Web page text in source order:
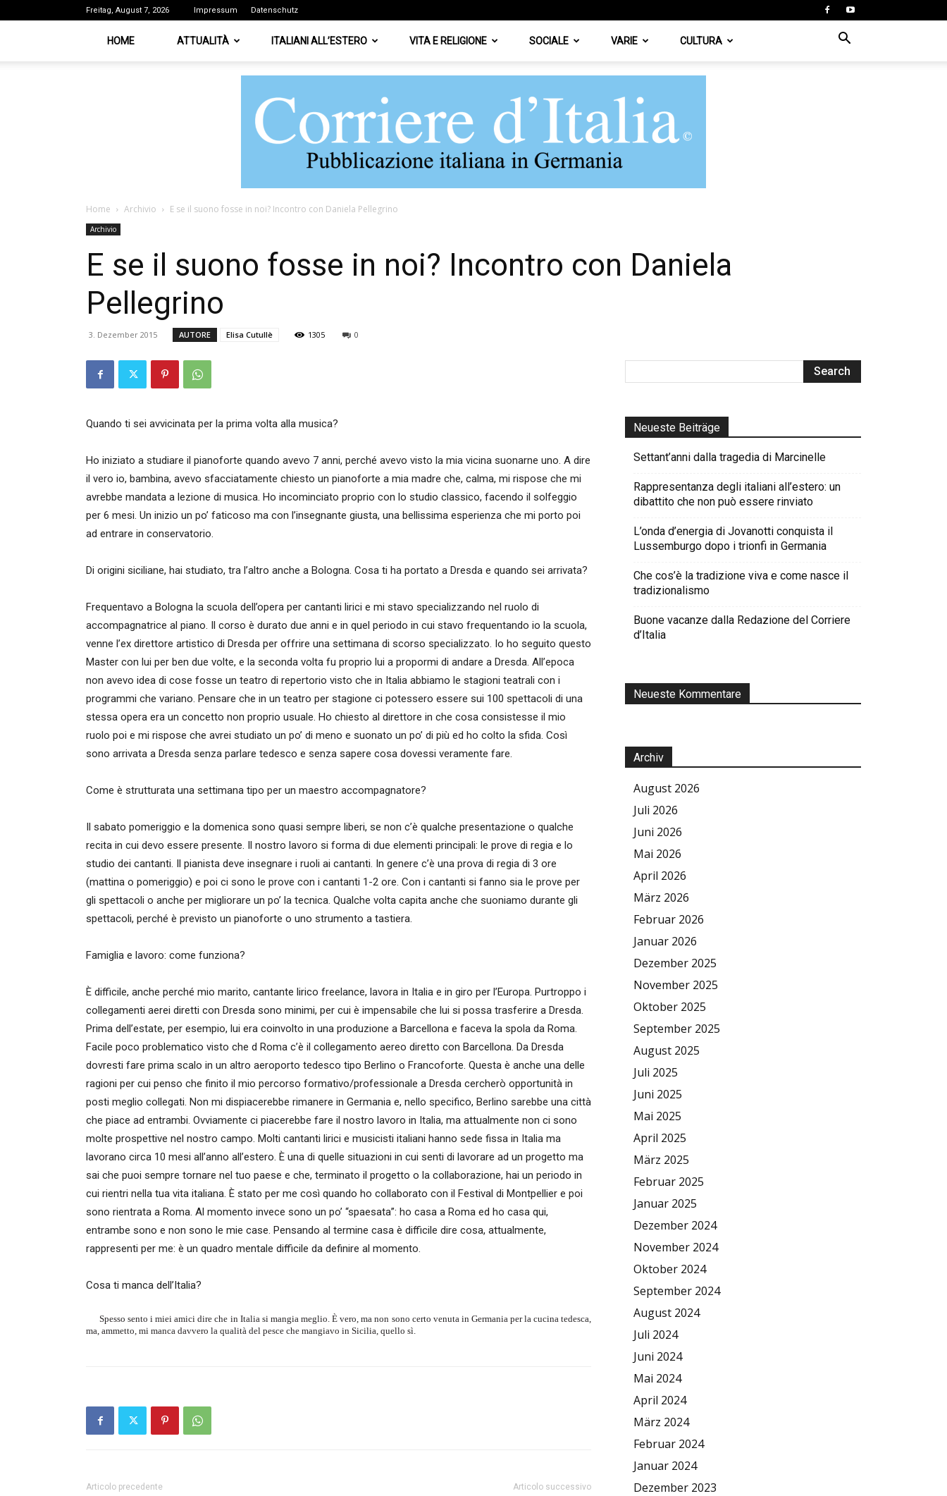
Freitag, August 7, 2026 Impressum Datenschutz
HOME ATTUALITÀ ITALIANI ALL’ESTERO VITA E RELIGIONE SOCIALE VARIE CULTURA
Home Archivio E se il suono fosse in noi? Incontro con Daniela Pellegrino
Archivio
E se il suono fosse in noi? Incontro con Daniela
Pellegrino
3. Dezember 2015 AUTORE Elisa Cutullè 1305 0
Quando ti sei avvicinata per la prima volta alla musica?
Ho iniziato a studiare il pianoforte quando avevo 7 anni, perché avevo visto la mia vicina suonarne uno. A dire
il vero io, bambina, avevo sfacciatamente chiesto un pianoforte a mia madre che, calma, mi rispose che mi
avrebbe mandata a lezione di musica. Ho incominciato proprio con lo studio classico, facendo il solfeggio
per 6 mesi. Un inizio un po’ faticoso ma con l’insegnante giusta, una bellissima esperienza che mi porto poi
ad entrare in conservatorio.
Di origini siciliane, hai studiato, tra l’altro anche a Bologna. Cosa ti ha portato a Dresda e quando sei arrivata?
Frequentavo a Bologna la scuola dell’opera per cantanti lirici e mi stavo specializzando nel ruolo di
accompagnatrice al piano. Il corso è durato due anni e in quel periodo in cui stavo frequentando io la scuola,
venne l’ex direttore artistico di Dresda per offrire una settimana di scorso specializzato. Io ho seguito questo
Master con lui per ben due volte, e la seconda volta fu proprio lui a propormi di andare a Dresda. All’epoca
non avevo idea di cose fosse un teatro di repertorio visto che in Italia abbiamo le stagioni teatrali con i
programmi che variano. Pensare che in un teatro per stagione ci potessero essere sui 100 spettacoli di una
stessa opera era un concetto non proprio usuale. Ho chiesto al direttore in che cosa consistesse il mio
ruolo poi e mi rispose che avrei studiato un po’ di meno e suonato un po’ di più ed ho colto la sfida. Così
sono arrivata a Dresda senza parlare tedesco e senza sapere cosa dovessi veramente fare.
Come è strutturata una settimana tipo per un maestro accompagnatore?
Il sabato pomeriggio e la domenica sono quasi sempre liberi, se non c’è qualche presentazione o qualche
recita in cui devo essere presente. Il nostro lavoro si forma di due elementi principali: le prove di regia e lo
studio dei cantanti. Il pianista deve insegnare i ruoli ai cantanti. In genere c’è una prova di regia di 3 ore
(mattina o pomeriggio) e poi ci sono le prove con i cantanti 1-2 ore. Con i cantanti si fanno sia le prove per
gli spettacoli o anche per migliorare un po’ la tecnica. Qualche volta capita anche che suoniamo durante gli
spettacoli, perché è previsto un pianoforte o uno strumento a tastiera.
Famiglia e lavoro: come funziona?
È difficile, anche perché mio marito, cantante lirico freelance, lavora in Italia e in giro per l’Europa. Purtroppo i
collegamenti aerei diretti con Dresda sono minimi, per cui è impensabile che lui si possa trasferire a Dresda.
Prima dell’estate, per esempio, lui era coinvolto in una produzione a Barcellona e faceva la spola da Roma.
Facile poco problematico visto che d Roma c’è il collegamento aereo diretto con Barcellona. Da Dresda
dovresti fare prima scalo in un altro aeroporto tedesco tipo Berlino o Francoforte. Questa è anche una delle
ragioni per cui penso che finito il mio percorso formativo/professionale a Dresda cercherò opportunità in
posti meglio collegati. Non mi dispiacerebbe rimanere in Germania e, nello specifico, Berlino sarebbe una città
che piace ad entrambi. Ovviamente ci piacerebbe fare il nostro lavoro in Italia, ma attualmente non ci sono
molte prospettive nel nostro campo. Molti cantanti lirici e musicisti italiani hanno sede fissa in Italia ma
lavorano circa 10 mesi all’anno all’estero. È una di quelle situazioni in cui senti di lavorare ad un progetto ma
sai che puoi sempre tornare nel tuo paese e che, terminato il progetto o la collaborazione, hai un periodo in
cui rientri nella tua vita italiana. È stato per me così quando ho collaborato con il Festival di Montpellier e poi
sono rientrata a Roma. Al momento invece sono un po’ “spaesata”: ho casa a Roma ed ho casa qui,
entrambe sono e non sono le mie case. Pensando al termine casa è difficile dire cosa, attualmente,
rappresenti per me: è un quadro mentale difficile da definire al momento.
Cosa ti manca dell’Italia?
Spesso sento i miei amici dire che in Italia si mangia meglio. È vero, ma non sono certo venuta in Germania per la cucina tedesca,
ma, ammetto, mi manca davvero la qualità del pesce che mangiavo in Sicilia, quello sì.
Articolo precedente Articolo successivo
Neueste Beiträge
Settant’anni dalla tragedia di Marcinelle
Rappresentanza degli italiani all’estero: un
dibattito che non può essere rinviato
L’onda d’energia di Jovanotti conquista il
Lussemburgo dopo i trionfi in Germania
Che cos’è la tradizione viva e come nasce il
tradizionalismo
Buone vacanze dalla Redazione del Corriere
d’Italia
Neueste Kommentare
Archiv
August 2026
Juli 2026
Juni 2026
Mai 2026
April 2026
März 2026
Februar 2026
Januar 2026
Dezember 2025
November 2025
Oktober 2025
September 2025
August 2025
Juli 2025
Juni 2025
Mai 2025
April 2025
März 2025
Februar 2025
Januar 2025
Dezember 2024
November 2024
Oktober 2024
September 2024
August 2024
Juli 2024
Juni 2024
Mai 2024
April 2024
März 2024
Februar 2024
Januar 2024
Dezember 2023